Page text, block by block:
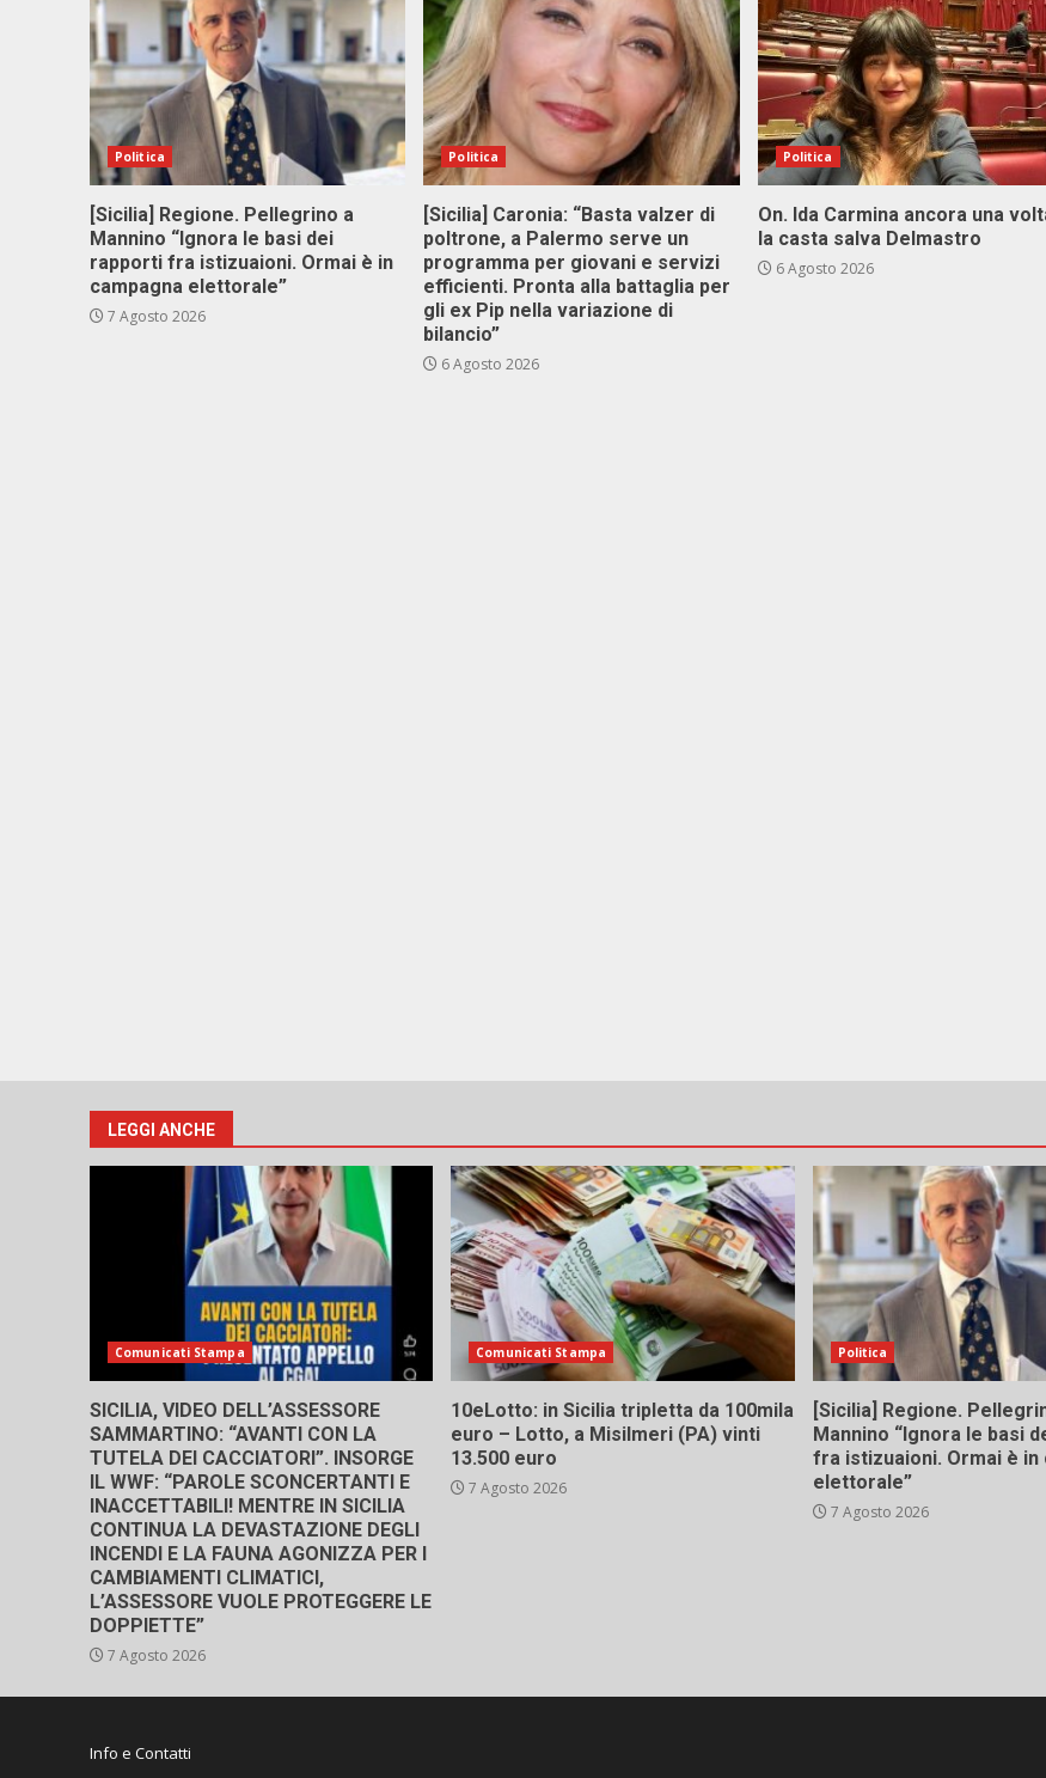
Politica
[Sicilia] Regione. Pellegrino a
Mannino “Ignora le basi dei
rapporti fra istizuaioni. Ormai è in
campagna elettorale”
7 Agosto 2026
Politica
[Sicilia] Caronia: “Basta valzer di
poltrone, a Palermo serve un
programma per giovani e servizi
efficienti. Pronta alla battaglia per
gli ex Pip nella variazione di
bilancio”
6 Agosto 2026
Politica
On. Ida Carmina ancora una
la casta salva Delmastro
6 Agosto 2026
LEGGI ANCHE
Comunicati Stampa
SICILIA, VIDEO DELL’ASSESSORE
SAMMARTINO: “AVANTI CON LA
TUTELA DEI CACCIATORI”. INSORGE
IL WWF: “PAROLE SCONCERTANTI E
INACCETTABILI! MENTRE IN SICILIA
CONTINUA LA DEVASTAZIONE DEGLI
INCENDI E LA FAUNA AGONIZZA PER I
CAMBIAMENTI CLIMATICI,
L’ASSESSORE VUOLE PROTEGGERE LE
DOPPIETTE”
7 Agosto 2026
Comunicati Stampa
10eLotto: in Sicilia tripletta da 100mila
euro – Lotto, a Misilmeri (PA) vinti
13.500 euro
7 Agosto 2026
Politica
[Sicilia] Regione.
Mannino “Ignora le basi
fra istizuaioni. Ormai è in
elettorale”
7 Agosto 2026
Info e Contatti